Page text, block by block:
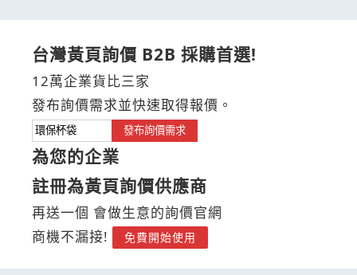
台灣黃頁詢價 B2B 採購首選!
12萬企業貨比三家
發布詢價需求並快速取得報價。
發布詢價需求
為您的企業
註冊為黃頁詢價供應商
再送一個 會做生意的詢價官網
商機不漏接!
免費開始使用